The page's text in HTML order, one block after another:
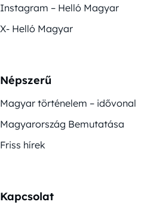
Instagram – Helló Magyar
X- Helló Magyar
Népszerű
Magyar történelem – idővonal
Magyarország Bemutatása
Friss hírek
Kapcsolat